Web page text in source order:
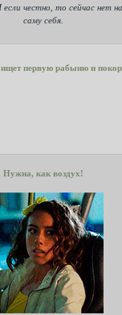
честно, то сейчас нет
саму себя.
первую рабыню и
Нужна, как воздух!